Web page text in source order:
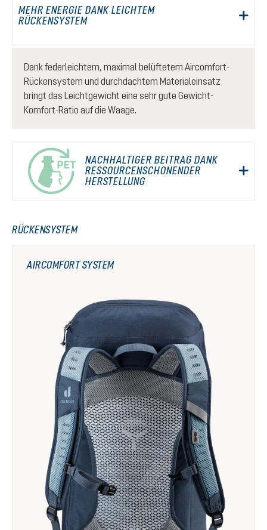
MEHR ENERGIE DANK LEICHTEM
RÜCKENSYSTEM
Dank federleichtem, maximal belüftetem Aircomfort-
Rückensystem und durchdachtem Materialeinsatz
bringt das Leichtgewicht eine sehr gute Gewicht-
Komfort-Ratio auf die Waage.
NACHHALTIGER BEITRAG DANK
RESSOURCENSCHONENDER
HERSTELLUNG
RÜCKENSYSTEM
AIRCOMFORT SYSTEM